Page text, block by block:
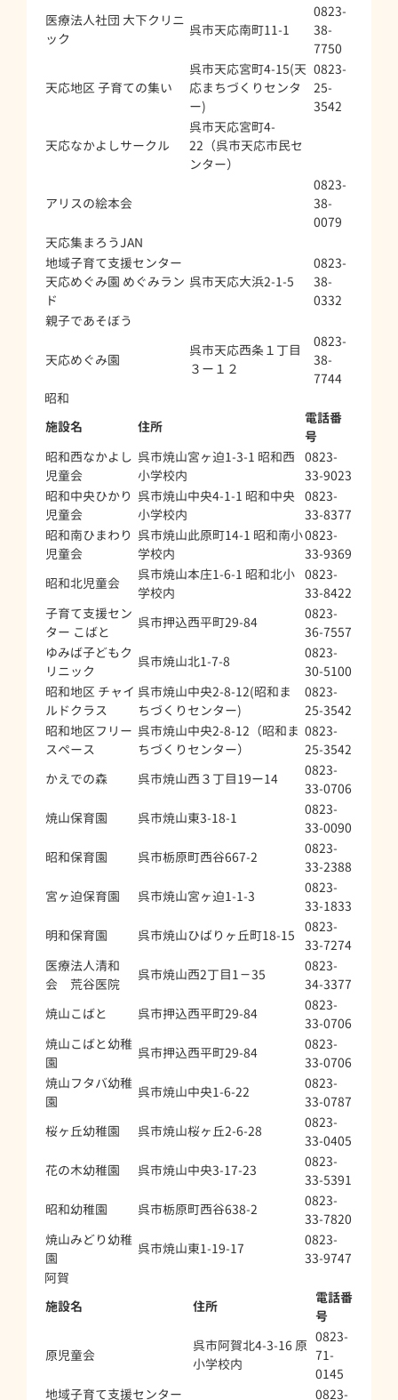
医療法人社団 大下クリニ
ック
呉市天応南町11-1
0823-
38-
7750
天応地区 子育ての集い
呉市天応宮町4-15(天
応まちづくりセンタ
ー)
0823-
25-
3542
天応なかよしサークル
呉市天応宮町4-
22（呉市天応市民セ
ンター）
アリスの絵本会
0823-
38-
0079
天応集まろうJAN
地域子育て支援センター
天応めぐみ園 めぐみラン
ド
呉市天応大浜2-1-5
0823-
38-
0332
親子であそぼう
天応めぐみ園
呉市天応西条１丁目
３ー１２
0823-
38-
7744
昭和
施設名
住所
電話番
号
昭和西なかよし
児童会
呉市焼山宮ヶ迫1-3-1 昭和西
小学校内
0823-
33-9023
昭和中央ひかり
児童会
呉市焼山中央4-1-1 昭和中央
小学校内
0823-
33-8377
昭和南ひまわり
児童会
呉市焼山此原町14-1 昭和南小
学校内
0823-
33-9369
昭和北児童会
呉市焼山本庄1-6-1 昭和北小
学校内
0823-
33-8422
子育て支援セン
ター こばと
呉市押込西平町29-84
0823-
36-7557
ゆみば子どもク
リニック
呉市焼山北1-7-8
0823-
30-5100
昭和地区 チャイ
ルドクラス
呉市焼山中央2-8-12(昭和ま
ちづくりセンター)
0823-
25-3542
昭和地区フリー
スペース
呉市焼山中央2-8-12（昭和ま
ちづくりセンター）
0823-
25-3542
かえでの森
呉市焼山西３丁目19ー14
0823-
33-0706
焼山保育園
呉市焼山東3-18-1
0823-
33-0090
昭和保育園
呉市栃原町西谷667-2
0823-
33-2388
宮ヶ迫保育園
呉市焼山宮ヶ迫1-1-3
0823-
33-1833
明和保育園
呉市焼山ひばりヶ丘町18-15
0823-
33-7274
医療法人清和
会 荒谷医院
呉市焼山西2丁目1－35
0823-
34-3377
焼山こばと
呉市押込西平町29-84
0823-
33-0706
焼山こばと幼稚
園
呉市押込西平町29-84
0823-
33-0706
焼山フタバ幼稚
園
呉市焼山中央1-6-22
0823-
33-0787
桜ヶ丘幼稚園
呉市焼山桜ヶ丘2-6-28
0823-
33-0405
花の木幼稚園
呉市焼山中央3-17-23
0823-
33-5391
昭和幼稚園
呉市栃原町西谷638-2
0823-
33-7820
焼山みどり幼稚
園
呉市焼山東1-19-17
0823-
33-9747
阿賀
施設名
住所
電話番
号
原児童会
呉市阿賀北4-3-16 原
小学校内
0823-
71-
0145
地域子育て支援センター
0823-